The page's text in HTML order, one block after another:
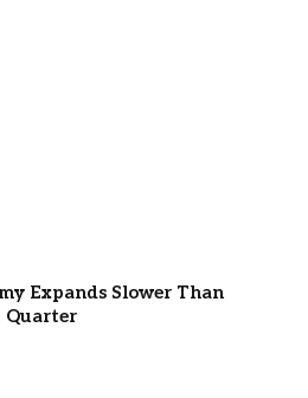
Expands Slower Than
Quarter